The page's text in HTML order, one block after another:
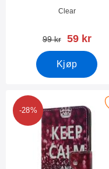
Varenummer 38708
Clear
gammel pris
99 kr ny pris
59 kr
Kjøp
-28%
Merk designwallet